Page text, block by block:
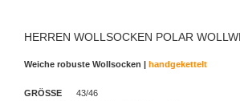
HERREN WOLLSOCKEN POLAR
Weiche robuste Wollsocken | handgekettelt
GRÖSSE 43/46